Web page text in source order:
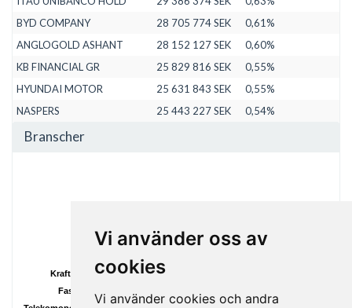
Vi använder oss av
cookies
Vi använder cookies och andra
BYD COMPANY
28 705 774 SEK
0,61%
ANGLOGOLD ASHANT
28 152 127 SEK
0,60%
KB FINANCIAL GR
25 829 816 SEK
0,55%
HYUNDAI MOTOR
25 631 843 SEK
0,55%
NASPERS
25 443 227 SEK 0,54%
Branscher
Fastigheter
Kraftförsörjning